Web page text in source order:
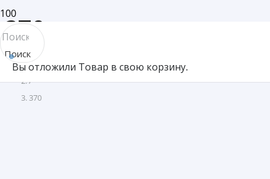
Поиск
товара
Вы отложили Товар в свою корзину.
370
Товар Длина (мм)
/
370